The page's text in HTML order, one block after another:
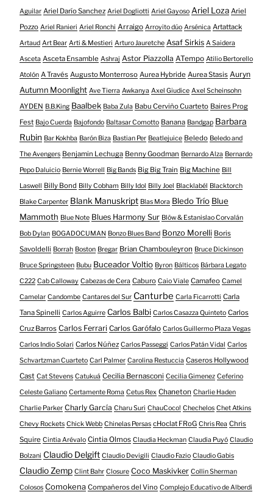
Aguilar Ariel Darío Sanchez Ariel Dogliotti Ariel Gayoso Ariel Loza Ariel
Pozzo Ariel Ranieri Ariel Ronchi Arraigo Arroyito dúo Arsénica Artattack
Artaud Art Bear Arti & Mestieri Arturo Jauretche Asaf Sirkis A Saidera
Asceta Asceta Ensamble Ashraj Astor Piazzolla ATempo Atilio Bertorello
Atolón A Través Augusto Monterroso Aurea Hybride Aurea Stasis Auryn
Autumn Moonlight Ave Tierra Awkanya Axel Giudice Axel Scheinsohn
AYDEN B.B.King Baalbek Baba Zula Babu Cerviño Cuarteto Baires Prog
Fest Bajo Cuerda Bajofondo Baltasar Comotto Banana Bandgap Barbara
Rubin Bar Kokhba Barón Biza Bastian Per Beatlejuice Beledo Beledo and
The Avengers Benjamin Lechuga Benny Goodman Bernardo Alza Bernardo
Pepo Daluicio Bernie Worrell Big Bands Big Big Train Big Machine Bill
Laswell Billy Bond Billy Cobham Billy Idol Billy Joel Blacklabél Blacktorch
Blake Carpenter Blank Manuskript Blas Mora Bledo Trío Blue
Mammoth Blue Note Blues Harmony Sur Blöw & Estanislao Corvalán
Bob Dylan BOGADOCUMAN Bonzo Blues Band Bonzo Morelli Boris
Savoldelli Borrah Boston Bregar Brian Chambouleyron Bruce Dickinson
Bruce Springsteen Bubu Buceador Voltio Byron Bálticos Bárbara Legato
C222 Cab Calloway Cabezas de Cera Caburo Caio Viale Camafeo Camel
Camelar Candombe Cantares del Sur Canturbe Carla Ficarrotti Carla
Tana Spinelli Carlos Aguirre Carlos Balbi Carlos Casazza Quinteto Carlos
Cruz Barros Carlos Ferrari Carlos Garófalo Carlos Guillermo Plaza Vegas
Carlos Indio Solari Carlos Núñez Carlos Passeggi Carlos Patán Vidal Carlos
Schvartzman Cuarteto Carl Palmer Carolina Restuccia Caseros Hollywood
Cast Cat Stevens Catukuá Cecilia Bernasconi Cecilia Gimenez Ceferino
Celeste Galiano Certamente Roma Cetus Rex Chaneton Charlie Haden
Charlie Parker Charly García Charu Suri ChauCoco! Chechelos Chet Atkins
Chevy Rockets Chick Webb Chinelas Persas cHoclat FRoG Chris Rea Chris
Squire Cintia Arévalo Cintia Olmos Claudia Heckman Claudia Puyó Claudio
Bolzani Claudio Delgift Claudio Devigili Claudio Fazio Claudio Gabis
Claudio Zemp Clint Bahr Closure Coco Maskivker Collin Sherman
Colosos Comokena Compañeros del Vino Complejo Educativo de Alberdi